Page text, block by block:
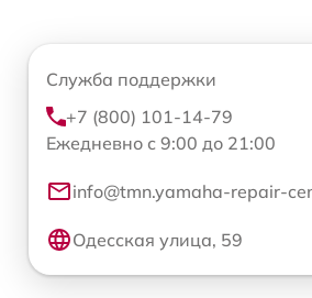
Служба поддержки
+7 (800) 101-14-79
Ежедневно с 9:00 до 21:00
info@tmn.yamaha-repair-
Одесская улица, 59